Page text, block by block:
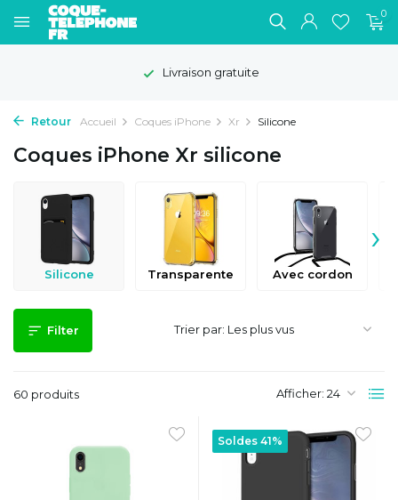
0
Délai de rétractation de 100 jours
Retour Accueil Coques iPhone Xr Silicone
Coques iPhone Xr silicone
Silicone Transparente Avec cordon
›
Filter
60 produits Afficher:
Trier par:
Soldes 41%